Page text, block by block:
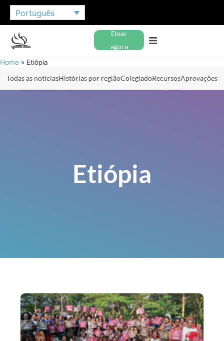
Português
Doar
agora
Home » Etiópia
Todas as notíciasHistórias por regiãoColegiadoRecursosAprovações
Etiópia